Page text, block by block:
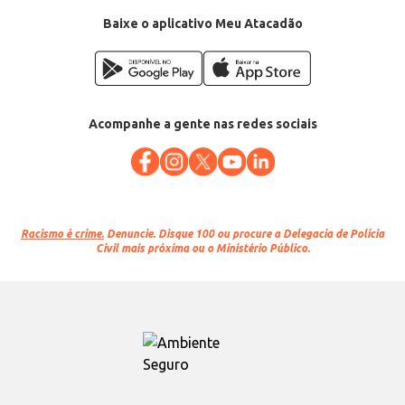
Baixe o aplicativo Meu Atacadão
Acompanhe a gente nas redes sociais
Racismo é crime. Denuncie. Disque 100 ou procure a Delegacia de Polícia
Civil mais próxima ou o Ministério Público.